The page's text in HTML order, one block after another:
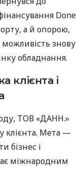
Done
а й опорою,
можливість знову
обладнання.
клієнта і
ТОВ «ДАНН.»
клієнта. Мета —
бізнес і
міжнародним